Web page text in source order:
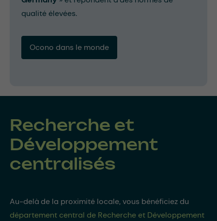
qualité élevées.
Ocono dans le monde
Recherche et
Développement
centralisés
Au-delà de la proximité locale, vous bénéficiez du
département central de Recherche et Développement